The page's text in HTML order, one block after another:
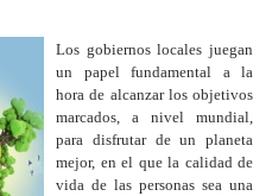
Los gobiernos locales juegan
un papel fundamental a la
hora de alcanzar los objetivos
marcados, a nivel mundial,
para disfrutar de un planeta
mejor, en el que la calidad de
vida de las personas sea una